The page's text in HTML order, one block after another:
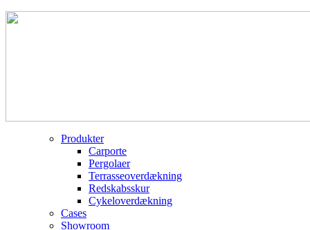
Produkter
Carporte
Pergolaer
Terrasseoverdækning
Redskabsskur
Cykeloverdækning
Cases
Showroom